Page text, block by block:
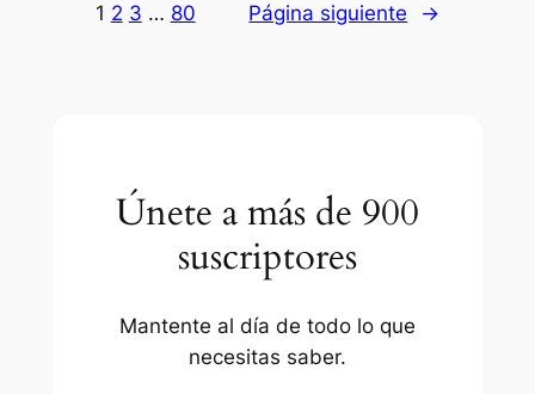
1 2 3 … 80 Página siguiente →
Únete a más de 900
suscriptores
Mantente al día de todo lo que
necesitas saber.